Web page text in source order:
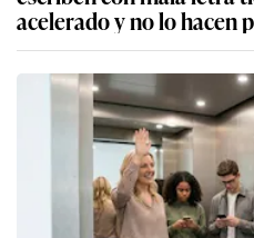
acelerado y no lo hacen